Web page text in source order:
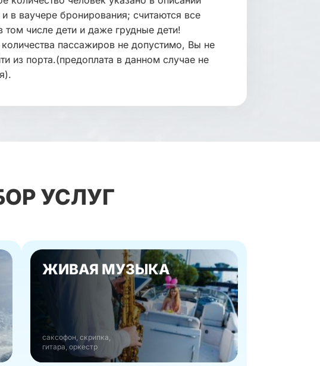
в ваучере бронирования; считаются все
том числе дети и даже грудные дети!
пассажиров не допустимо, Вы не
из порта.(предоплата в данном случае не
УСЛУГ
ЖИВАЯ МУЗЫКА
саксофон, скрипка,
гитара, оркестр